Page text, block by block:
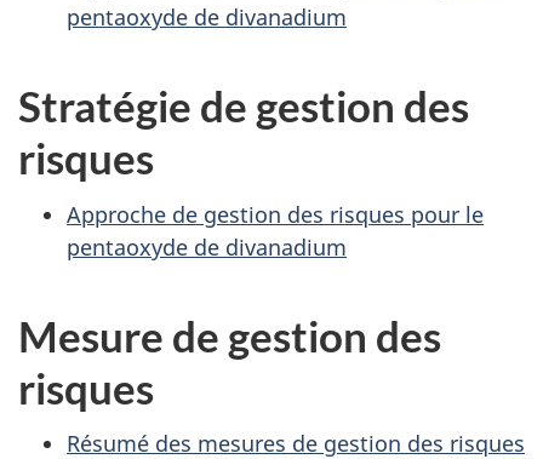
pentaoxyde de divanadium
Stratégie de gestion des
risques
Approche de gestion des risques pour le
pentaoxyde de divanadium
Mesure de gestion des
risques
Résumé des mesures de gestion des risques